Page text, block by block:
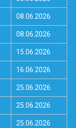
08.06.2026
08.06.2026
15.06.2026
16.06.2026
25.06.2026
25.06.2026
25.06.2026